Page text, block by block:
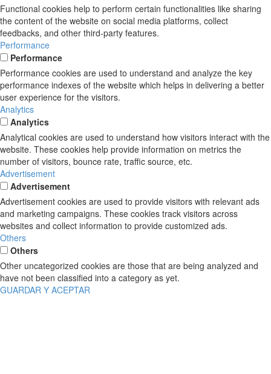
Functional cookies help to perform certain functionalities like sharing
the content of the website on social media platforms, collect
feedbacks, and other third-party features.
Performance
Performance
Performance cookies are used to understand and analyze the key
performance indexes of the website which helps in delivering a better
user experience for the visitors.
Analytics
Analytics
Analytical cookies are used to understand how visitors interact with the
website. These cookies help provide information on metrics the
number of visitors, bounce rate, traffic source, etc.
Advertisement
Advertisement
Advertisement cookies are used to provide visitors with relevant ads
and marketing campaigns. These cookies track visitors across
websites and collect information to provide customized ads.
Others
Others
Other uncategorized cookies are those that are being analyzed and
have not been classified into a category as yet.
GUARDAR Y ACEPTAR